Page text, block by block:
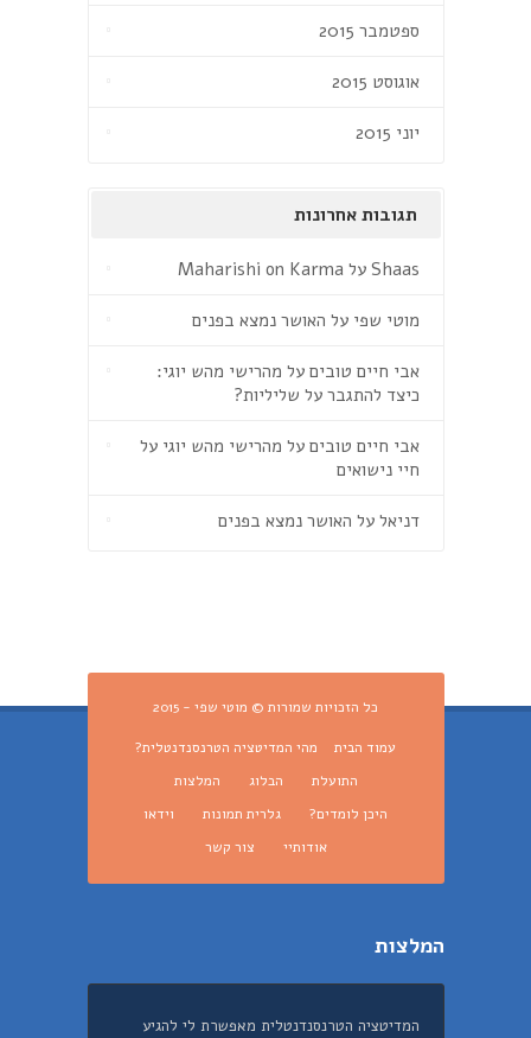
ספטמבר 2015
אוגוסט 2015
יוני 2015
תגובות אחרונות
Shaas על Maharishi on Karma
מוטי שפי על האושר נמצא בפנים
אבי חיים טובים על מהרישי מהש יוגי:
כיצד להתגבר על שליליות?
אבי חיים טובים על מהרישי מהש יוגי על
חיי נישואים
דניאל על האושר נמצא בפנים
כל הזכויות שמורות © מוטי שפי - 2015
עמוד הבית
מהי המדיטציה הטרנסנדנטלית?
התועלת
הבלוג
המלצות
היכן לומדים?
גלרית תמונות
וידאו
אודותיי
צור קשר
המלצות
המדיטציה הטרנסנדנטלית מאפשרת לי להגיע